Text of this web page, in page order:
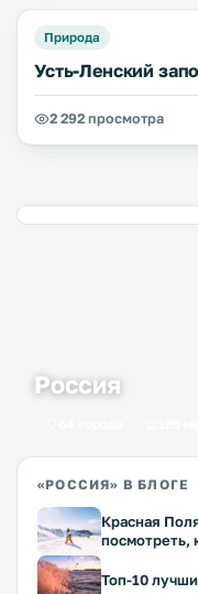
Природа
Усть-Ленский
2 292 просмотра
Россия
«РОССИЯ» В БЛОГЕ
Красная
посмотреть,
Топ-10